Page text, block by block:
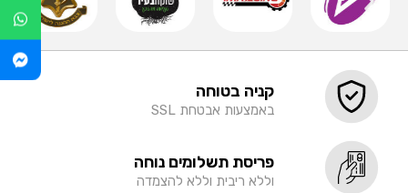
קניה בטוחה
באמצעות אבטחת SSL
פריסת תשלומים נוחה
וללא ריבית וללא להצמדה